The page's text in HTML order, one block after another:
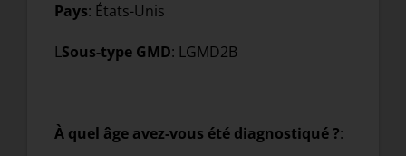
Pays: États-Unis
LSous-type GMD: LGMD2B
À quel âge avez-vous été diagnostiqué ?: